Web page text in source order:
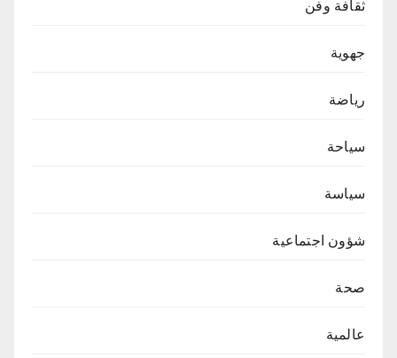
ثقافة وفن
جهوية
رياضة
سياحة
سياسة
شؤون اجتماعية
صحة
عالمية